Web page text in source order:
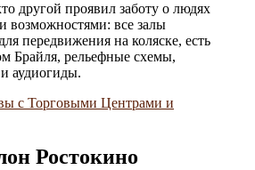
другой проявил заботу о людях
возможностями: все залы
передвижения на коляске, есть
Брайля, рельефные схемы,
аудиогиды.
Ростокино